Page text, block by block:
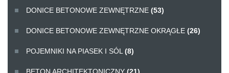
DONICE BETONOWE ZEWNĘTRZNE (53)
DONICE BETONOWE ZEWNĘTRZNE OKRĄGŁE (26)
POJEMNIKI NA PIASEK I SÓL (8)